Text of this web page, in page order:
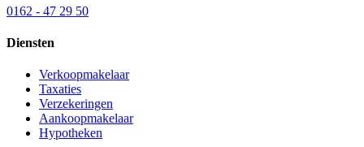
0162 - 47 29 50
Diensten
Verkoopmakelaar
Taxaties
Verzekeringen
Aankoopmakelaar
Hypotheken